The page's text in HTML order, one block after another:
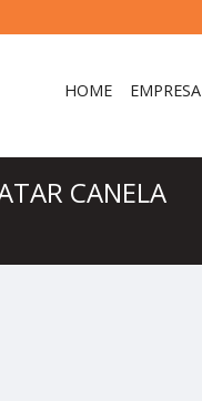
HOME EMPRESA
CANELA